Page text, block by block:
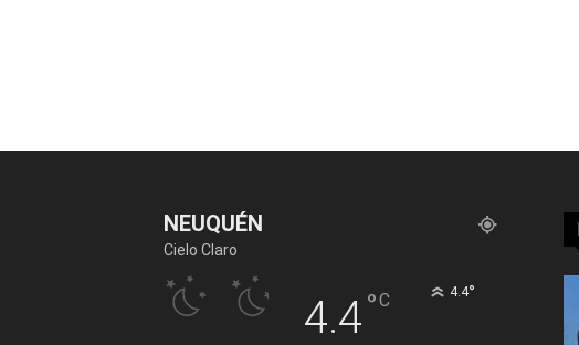
NEUQUÉN
Cielo Claro
4.4°C 4.4°